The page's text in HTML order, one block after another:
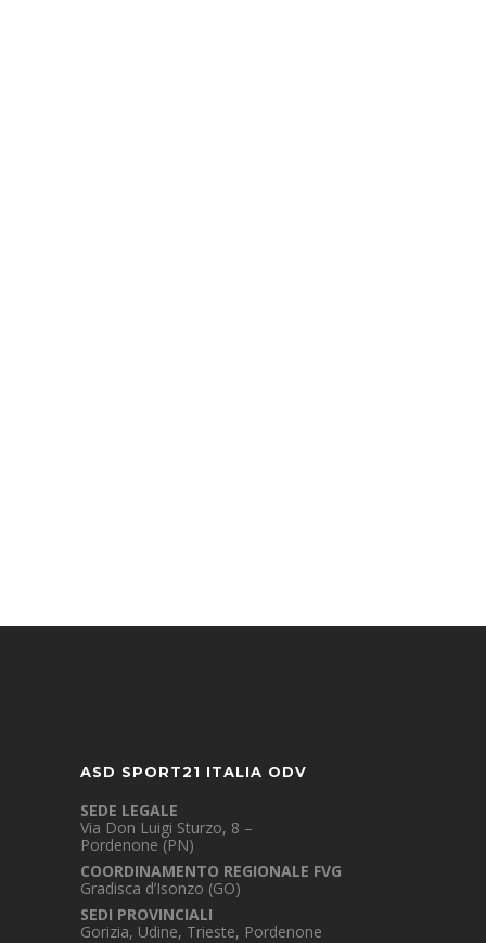
ASD SPORT21 ITALIA ODV
SEDE LEGALE
Via Don Luigi Sturzo, 8 –
Pordenone (PN)
COORDINAMENTO REGIONALE FVG
Gradisca d’Isonzo (GO)
SEDI PROVINCIALI
Gorizia, Udine, Trieste, Pordenone